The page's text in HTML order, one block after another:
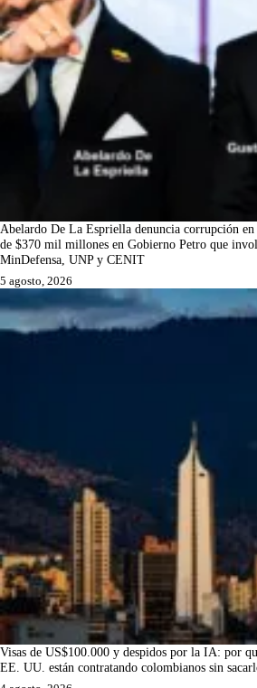
Abelardo De La Espriella denuncia corrupción en
de $370 mil millones en Gobierno Petro que
MinDefensa, UNP y CENIT
5 agosto, 2026
Visas de US$100.000 y despidos por la IA: por
EE. UU. están contratando colombianos sin